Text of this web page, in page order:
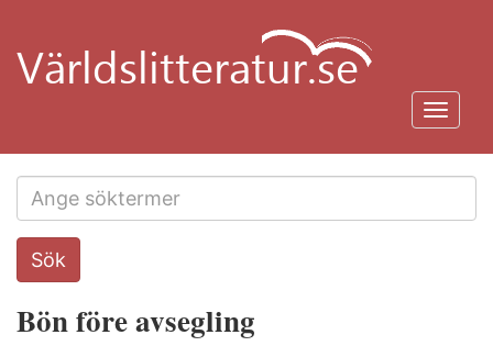
huvudinnehåll
Search
this
Sök
Bön före avsegling